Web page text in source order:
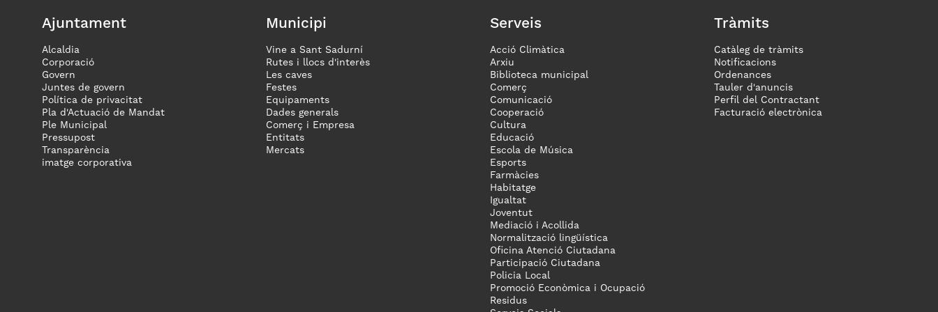
Ajuntament
Alcaldia
Corporació
Govern
Juntes de govern
Política de privacitat
Pla d'Actuació de Mandat
Ple Municipal
Pressupost
Transparència
imatge corporativa
Municipi
Vine a Sant Sadurní
Rutes i llocs d'interès
Les caves
Festes
Equipaments
Dades generals
Comerç i Empresa
Entitats
Mercats
Serveis
Acció Climàtica
Arxiu
Biblioteca municipal
Comerç
Comunicació
Cooperació
Cultura
Educació
Escola de Música
Esports
Farmàcies
Habitatge
Igualtat
Joventut
Mediació i Acollida
Normalització lingüística
Oficina Atenció Ciutadana
Participació Ciutadana
Policia Local
Promoció Econòmica i Ocupació
Residus
Tràmits
Catàleg de tràmits
Notificacions
Ordenances
Tauler d'anuncis
Perfil del Contractant
Facturació electrònica